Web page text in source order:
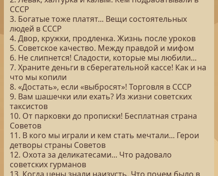
СССР
3. Богатые тоже платят... Вещи состоятельных
людей в СССР
4. Двор, кружки, продленка. Жизнь после уроков
5. Советское качество. Между правдой и мифом
6. Не слипнется! Сладости, которые мы любили...
7. Храните деньги в сберегательной кассе! Как и на
что мы копили
8. «Достать», если «выбросят»! Торговля в СССР
9. Вам шашечки или ехать? Из жизни советских
таксистов
10. От парковки до прописки! Бесплатная страна
Советов
11. В кого мы играли и кем стать мечтали... Герои
детворы страны Советов
12. Охота за деликатесами... Что радовало
советских гурманов